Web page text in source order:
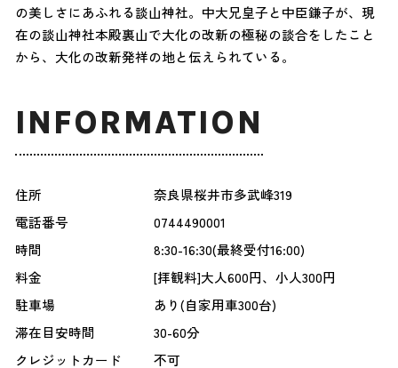
の美しさにあふれる談山神社。中大兄皇子と中臣鎌子が、現
在の談山神社本殿裏山で大化の改新の極秘の談合をしたこと
から、大化の改新発祥の地と伝えられている。
INFORMATION
住所
奈良県桜井市多武峰319
電話番号
0744490001
時間
8:30-16:30(最終受付16:00)
料金
[拝観料]大人600円、小人300円
駐車場
あり(自家用車300台)
滞在目安時間
30-60分
クレジットカード
不可